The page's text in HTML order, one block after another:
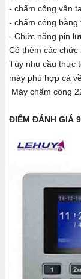
- chấm công vân
- chấm công bằng
- Chức năng pin
Có thêm các
Tùy nhu cầu thực
máy phù hợp cả
Máy chấm công
ĐIỂM ĐÁNH GIÁ